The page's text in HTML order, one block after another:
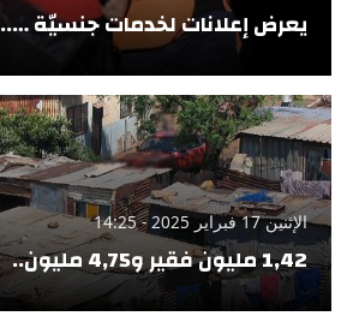
يعرض إعلانات لخدمات جنسيّة …..
الإثنين 17 فبراير 2025 - 14:25
1,42 مليون فقير و4,75 مليون..